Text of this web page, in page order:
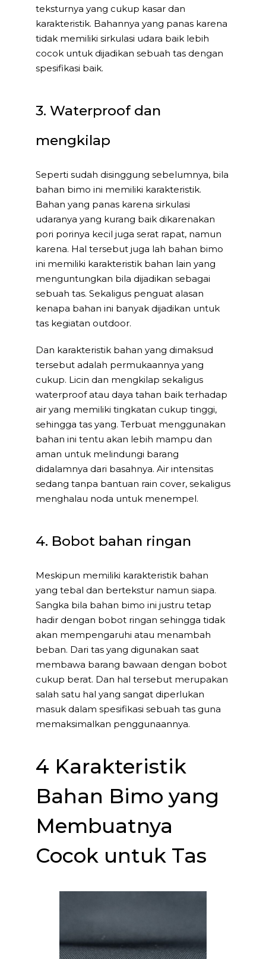
teksturnya yang cukup kasar dan
karakteristik. Bahannya yang panas karena
tidak memiliki sirkulasi udara baik lebih
cocok untuk dijadikan sebuah tas dengan
spesifikasi baik.
3. Waterproof dan
mengkilap
Seperti sudah disinggung sebelumnya, bila
bahan bimo ini memiliki karakteristik.
Bahan yang panas karena sirkulasi
udaranya yang kurang baik dikarenakan
pori porinya kecil juga serat rapat, namun
karena. Hal tersebut juga lah bahan bimo
ini memiliki karakteristik bahan lain yang
menguntungkan bila dijadikan sebagai
sebuah tas. Sekaligus penguat alasan
kenapa bahan ini banyak dijadikan untuk
tas kegiatan outdoor.
Dan karakteristik bahan yang dimaksud
tersebut adalah permukaannya yang
cukup. Licin dan mengkilap sekaligus
waterproof atau daya tahan baik terhadap
air yang memiliki tingkatan cukup tinggi,
sehingga tas yang. Terbuat menggunakan
bahan ini tentu akan lebih mampu dan
aman untuk melindungi barang
didalamnya dari basahnya. Air intensitas
sedang tanpa bantuan rain cover, sekaligus
menghalau noda untuk menempel.
4. Bobot bahan ringan
Meskipun memiliki karakteristik bahan
yang tebal dan bertekstur namun siapa.
Sangka bila bahan bimo ini justru tetap
hadir dengan bobot ringan sehingga tidak
akan mempengaruhi atau menambah
beban. Dari tas yang digunakan saat
membawa barang bawaan dengan bobot
cukup berat. Dan hal tersebut merupakan
salah satu hal yang sangat diperlukan
masuk dalam spesifikasi sebuah tas guna
memaksimalkan penggunaannya.
4 Karakteristik
Bahan Bimo yang
Membuatnya
Cocok untuk Tas